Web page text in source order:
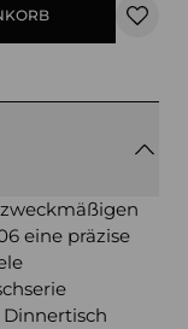
eine präzise
Dinnertisch